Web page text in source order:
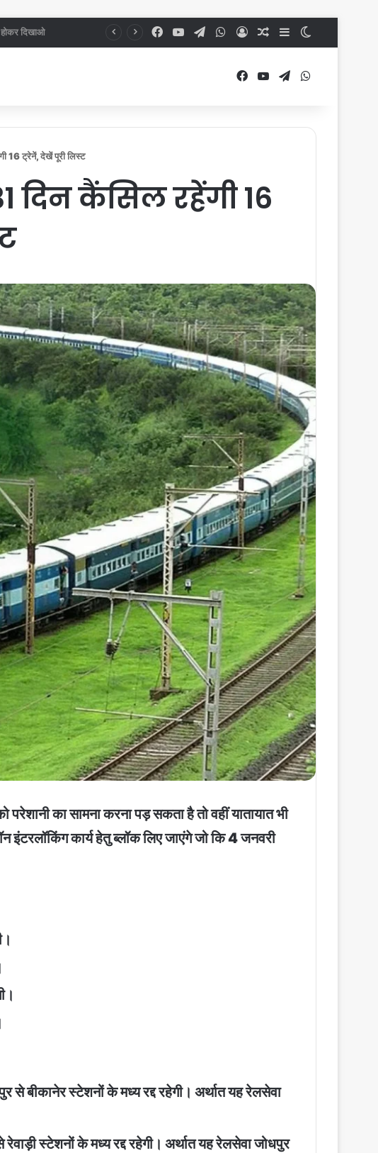
Facebook
YouTubeTelegramWhatsApp
Log InRandom Article
Sidebar
Facebook
YouTubeTelegram
ट्रेनें, देखें पूरी लिस्ट
दिन कैंसिल रहेंगी 16
का सामना करना पड़ सकता है तो वहीं यातायात भी
कार्य हेतु ब्लॉक लिए जाएंगे जो कि 4 जनवरी
स्टेशनों के मध्य रद्द रहेगी। अर्थात यह रेलसेवा
स्टेशनों के मध्य रद्द रहेगी। अर्थात यह रेलसेवा जोधपुर